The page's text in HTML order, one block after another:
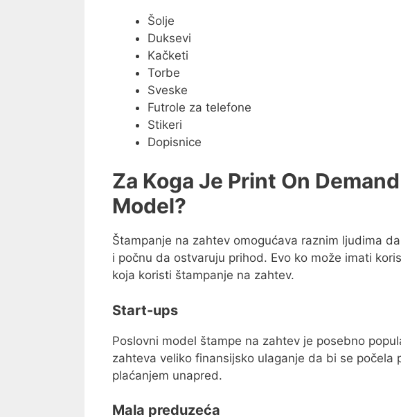
Šolje
Duksevi
Kačketi
Torbe
Sveske
Futrole za telefone
Stikeri
Dopisnice
Za Koga Je Print On
Model?
Štampanje na zahtev omogućava raznim ljudima
i počnu da ostvaruju prihod. Evo ko može imati
koja koristi štampanje na zahtev.
Start-ups
Poslovni model štampe na zahtev je posebno
zahteva veliko finansijsko ulaganje da bi se počela
plaćanjem unapred.
Mala preduzeća